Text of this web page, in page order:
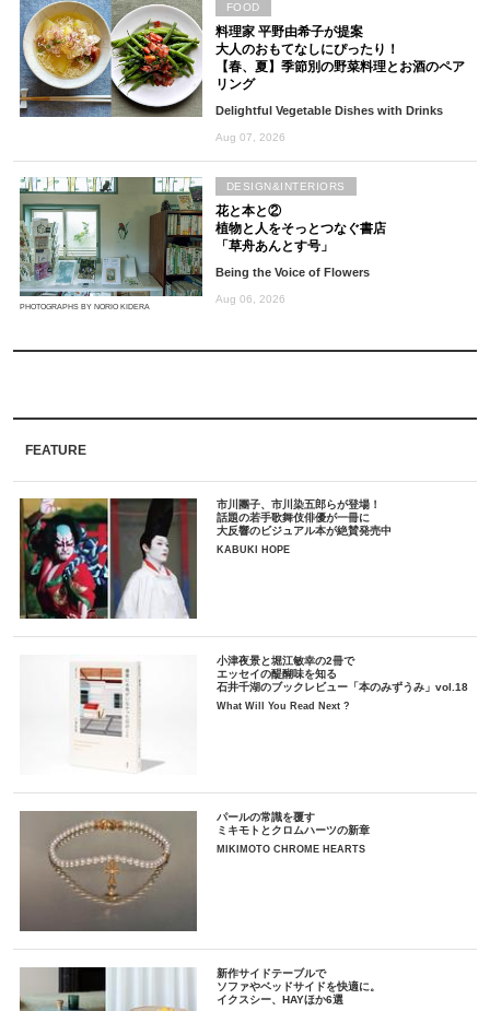
料理家 平野由希子が提案
大人のおもてなしにぴったり！
【春、夏】季節別の野菜料理とお酒のペア
リング
Delightful Vegetable Dishes with Drinks
Aug 07, 2026
FOOD
PHOTOGRAPHS BY NORIO KIDERA
花と本と②
植物と人をそっとつなぐ書店
「草舟あんとす号」
Being the Voice of Flowers
Aug 06, 2026
DESIGN&INTERIORS
FEATURE
市川團子、市川染五郎らが登場！
話題の若手歌舞伎俳優が一冊に
大反響のビジュアル本が絶賛発売中
KABUKI HOPE
小津夜景と堀江敏幸の2冊で
エッセイの醍醐味を知る
石井千湖のブックレビュー「本のみずうみ」vol.18
What Will You Read Next ?
パールの常識を覆す
ミキモトとクロムハーツの新章
MIKIMOTO CHROME HEARTS
新作サイドテーブルで
ソファやベッドサイドを快適に。
イクスシー、HAYほか6選